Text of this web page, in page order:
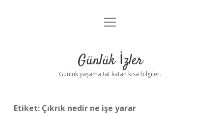
Anasayfa
Yasal Uyarı
menüyü
Günlük İzler
Günlük yaşama tat katan kısa bilgiler.
Etiket: Çıkrık nedir ne işe yarar